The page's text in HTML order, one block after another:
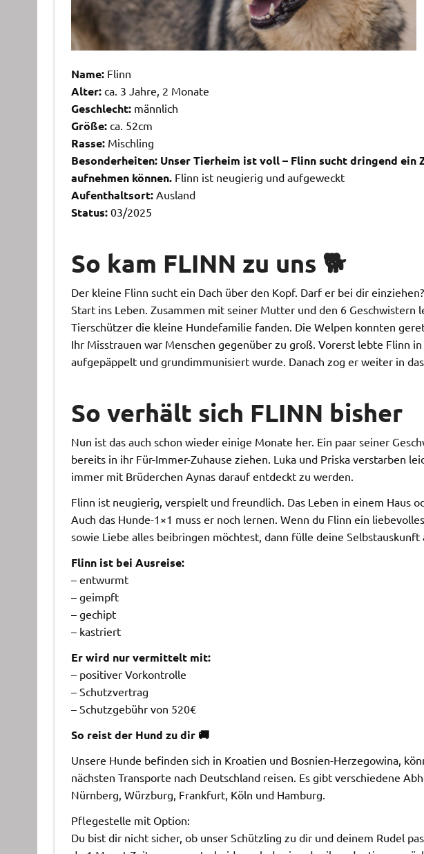
Name:Flinn
Alter:ca. 3 Jahre, 2 Monate
Geschlecht:männlich
Größe:ca. 52cm
Rasse:Mischling
Besonderheiten: Unser Tierheim ist voll – Flinn sucht dringend ein
aufnehmen können.Flinn ist neugierig und aufgeweckt
Aufenthaltsort:Ausland
Status:03/2025
So kam FLINN zu uns 🐕
Der kleine Flinn sucht ein Dach über den Kopf. Darf er bei dir
Start ins Leben. Zusammen mit seiner Mutter und den 6 Geschwistern
Tierschützer die kleine Hundefamilie fanden. Die Welpen konnten
Ihr Misstrauen war Menschen gegenüber zu groß. Vorerst lebte Flinn
aufgepäppelt und grundimmunisiert wurde. Danach zog er weiter in das
So verhält sich FLINN bisher
Nun ist das auch schon wieder einige Monate her. Ein paar seiner
bereits in ihr Für-Immer-Zuhause ziehen. Luka und Priska verstarben
immer mit Brüderchen Aynas darauf entdeckt zu werden.
Flinn ist neugierig, verspielt und freundlich. Das Leben in einem Haus
Auch das Hunde-1×1 muss er noch lernen. Wenn du Flinn ein
sowie Liebe alles beibringen möchtest, dann fülle deine Selbstauskunft
Flinn ist bei Ausreise:
– entwurmt
– geimpft
– gechipt
– kastriert
Er wird nur vermittelt mit:
– positiver Vorkontrolle
– Schutzvertrag
– Schutzgebühr von 520€
So reist der Hund zu dir 🚚
Unsere Hunde befinden sich in Kroatien und Bosnien-Herzegowina,
nächsten Transporte nach Deutschland reisen. Es gibt verschiedene
Nürnberg, Würzburg, Frankfurt, Köln und Hamburg.
Pflegestelle mit Option:
Du bist dir nicht sicher, ob unser Schützling zu dir und deinem Rudel